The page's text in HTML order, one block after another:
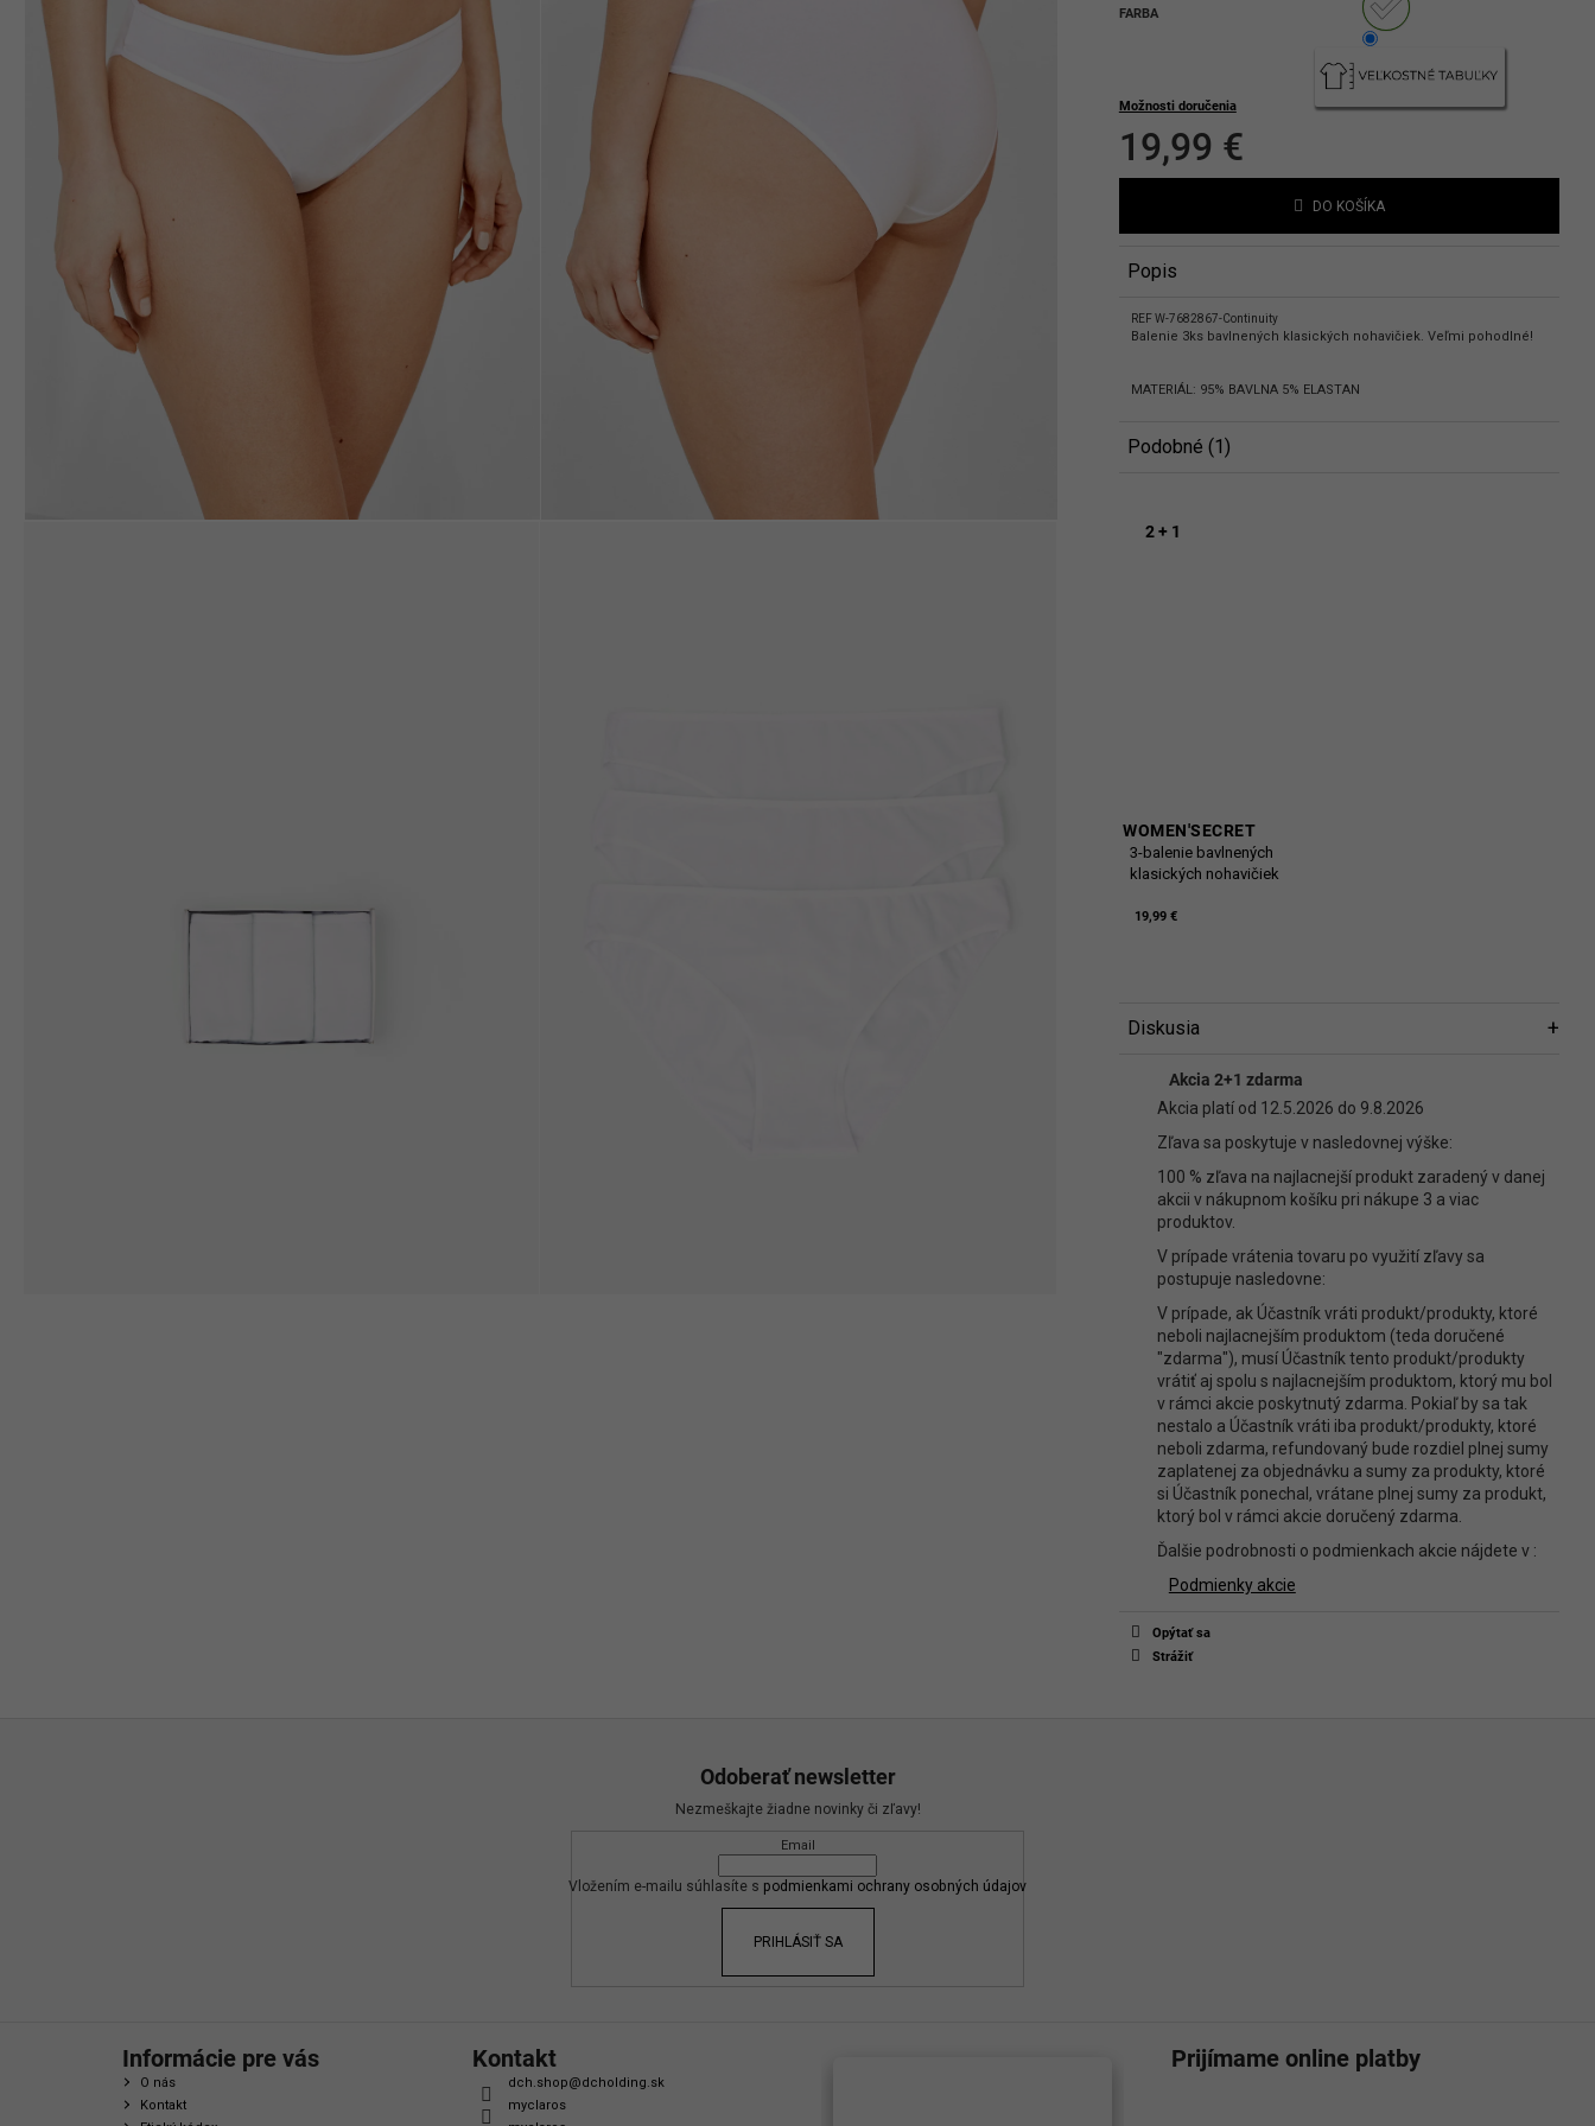
FARBA
Možnosti doručenia
19,99 €
DO KOŠÍKA
Akcia 2+1 zdarma
Akcia platí od 12.5.2026 do 9.8.2026
Zľava sa poskytuje v nasledovnej výške:
100 % zľava na najlacnejší produkt zaradený v danej
akcii v nákupnom košíku pri nákupe 3 a viac
produktov.
V prípade vrátenia tovaru po využití zľavy sa
postupuje nasledovne:
V prípade, ak Účastník vráti produkt/produkty, ktoré
neboli najlacnejším produktom (teda doručené
"zdarma"), musí Účastník tento produkt/produkty
vrátiť aj spolu s najlacnejším produktom, ktorý mu bol
v rámci akcie poskytnutý zdarma. Pokiaľ by sa tak
nestalo a Účastník vráti iba produkt/produkty, ktoré
neboli zdarma, refundovaný bude rozdiel plnej sumy
zaplatenej za objednávku a sumy za produkty, ktoré
si Účastník ponechal, vrátane plnej sumy za produkt,
ktorý bol v rámci akcie doručený zdarma.
Ďalšie podrobnosti o podmienkach akcie nájdete v :
Podmienky akcie
Opýtať sa
Strážiť
Popis
REF W-7682867-Continuity
Balenie 3ks bavlnených klasických nohavičiek. Veľmi pohodlné!
MATERIÁL: 95% BAVLNA 5% ELASTAN
Podobné (1)
2 + 1
WOMEN'SECRET
3-balenie bavlnených
klasických nohavičiek
19,99 €
Diskusia
Diskusia
Buďte prvý, kto napíše príspevok k tejto položke.
Len registrovaní používatelia môžu pridávať príspevky. Prosím
prihláste sa alebo sazaregistrujte.
Odoberať newsletter
Nezmeškajte žiadne novinky či zľavy!
Email
Vložením e-mailu súhlasíte s podmienkami ochrany osobných údajov
PRIHLÁSIŤ SA
Informácie pre vás
O nás
Kontakt
Kontakt
dch.shop@dcholding.sk
myclaros
Prijímame online platby
Vložením e-mailu súhlasíte s podmienkami ochrany